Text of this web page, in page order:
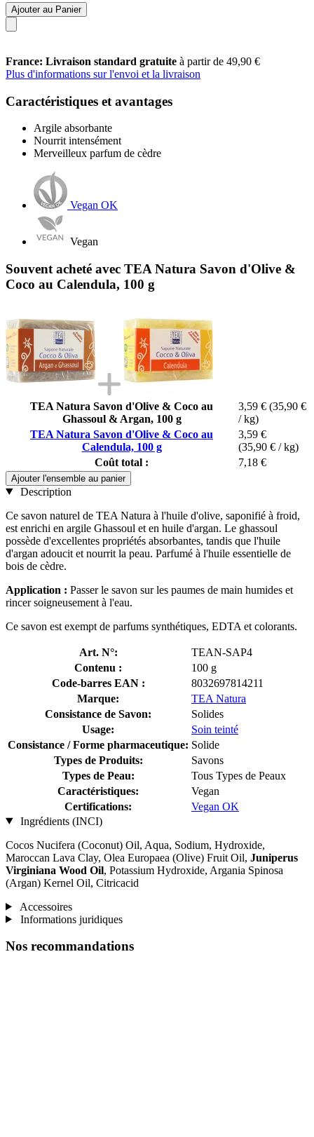
Ajouter au Panier
France: Livraison standard gratuite à partir de 49,90 €
Plus d'informations sur l'envoi et la livraison
Caractéristiques et avantages
Argile absorbante
Nourrit intensément
Merveilleux parfum de cèdre
Vegan OK
Vegan
Souvent acheté avec TEA Natura Savon d'Olive &
Coco au Calendula, 100 g
TEA Natura Savon d'Olive & Coco au
Ghassoul & Argan, 100 g
3,59 € (35,90 €
/ kg)
TEA Natura Savon d'Olive & Coco au
Calendula, 100 g
3,59 €
(35,90 € / kg)
Coût total :
7,18 €
Ajouter l'ensemble au panier
Description
Ce savon naturel de TEA Natura à l'huile d'olive, saponifié à froid,
est enrichi en argile Ghassoul et en huile d'argan. Le ghassoul
possède d'excellentes propriétés absorbantes, tandis que l'huile
d'argan adoucit et nourrit la peau. Parfumé à l'huile essentielle de
bois de cèdre.
Application : Passer le savon sur les paumes de main humides et
rincer soigneusement à l'eau.
Ce savon est exempt de parfums synthétiques, EDTA et colorants.
Art. N°:
TEAN-SAP4
Contenu :
100 g
Code-barres EAN :
8032697814211
Marque:
TEA Natura
Consistance de Savon:
Solides
Usage:
Soin teinté
Consistance / Forme pharmaceutique: Solide
Types de Produits:
Savons
Types de Peau:
Tous Types de Peaux
Caractéristiques:
Vegan
Certifications:
Vegan OK
Ingrédients (INCI)
Cocos Nucifera (Coconut) Oil, Aqua, Sodium, Hydroxide,
Maroccan Lava Clay, Olea Europaea (Olive) Fruit Oil, Juniperus
Virginiana Wood Oil, Potassium Hydroxide, Argania Spinosa
(Argan) Kernel Oil, Citricacid
Accessoires
Informations juridiques
Nos recommandations